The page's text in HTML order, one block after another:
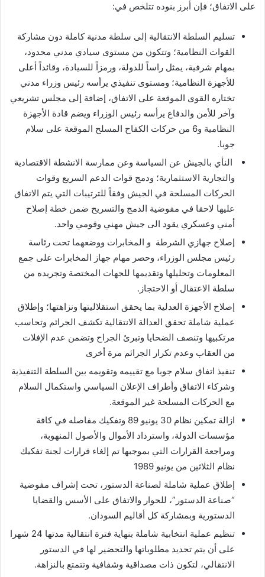
على الاتفاق؛ فإن أبرز بنوده تتلخص في:
تسليم السلطة الانتقالية إلى سلطة مدنية كاملة دون مشاركة
القوات النظامية؛ وتتكون من مستوى سيادي مدني محدود،
بمهام شرفية، يمثل راساً للدولة، ورمزاً للسيادة، وقائداً أعلى
للأجهزة النظامية؛ ومستوى تنفيذي يرأسه رئيس وزراء مدني
تختاره القوى الموقعة على الاتفاق، إضافة إلى مجلس تشريعي
وآخر للأمن والدفاع يرأسه رئيس الوزراء ويضم قادة الأجهزة
النظامية و6 من حركات الكفاح المسلح الموقعة على سلام
جوبا.
النأي بالجيش عن السياسة وعن ممارسة الانشطة الاقتصادية
والتجارية الاستثماربة؛ ودمج قوات الدعم السريع وقوات
الحركات المسلحة في الجيش وفقاً للترتيبات التي يتم الاتفاق
عليها لاحقا في مفوضية الدمج والتسريح ضمن خطة إصلاح
أمني وعسكري يقود الى جيش مهني وقومي واحد.
إصلاح جهازي الشرطة و المخابرات ووضعهما تحت رئاسة
رئيس مجلس الوزراء، وحصر مهام جهاز المخابرات على جمع
المعلومات وتحليلها وتقديمها للجهات المختصة وتجريده من
سلطة الاعتقال أو الاحتجاز.
إصلاح الأجهزة العدلية بما يحقق استقلاليتها ونزاهتها؛ وإطلاق
عملية شاملة تحقق العدالة الانتقالية تكشف الجرائم وتحاسب
مرتكبيها وتنصف الضحايا وتبرئ الجراح وتضمن عدم الإفلات
من العقاب وعدم تكرار الجرائم مرة أخرى
تنفيذ اتفاق سلام جوبا مع تقييمه وتقويمه بين السلطة التنفيذية
وشركاء الاتفاق وأطراف الإعلان السياسي واستكمال السلام
مع الحركات المسلحة غير الموقعة.
ازالة تمكين نظام 30 يونيو 89 وتفكيك مفاصله في كافة
مؤسسات الدولة، واسترداد الأموال والأصول المنهوبة،
ومراجعة القرارات التي بموجبها تم إلغاء قرارات لجنة تفكيك
نظام الثلاثين من يونيو 1989
إطلاق عملية شاملة لصناعة الدستور، تحت إشراف مفوضية
“صناعة الدستور”، للحوار والاتفاق على الأسس والقضايا
الدستورية وبمشاركة كل أقاليم السودان.
تنظيم عملية انتخابية شاملة بنهاية فترة انتقالية مدتها 24 شهرا
على أن يتم تحديد مطلوباتها والتحضير لها في الدستور
الانتقالي، لتكون ذات مصداقية وشفافية وتتمتع بالنزاهة.